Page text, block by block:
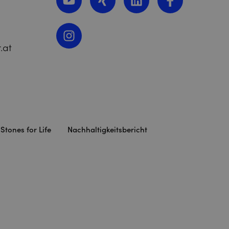
Stones for Life Nachhaltigkeitsbericht